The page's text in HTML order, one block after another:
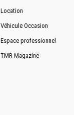
10 580 mm
7370 mm
Location
Véhicule Occasion
Espace professionnel
TMR Magazine